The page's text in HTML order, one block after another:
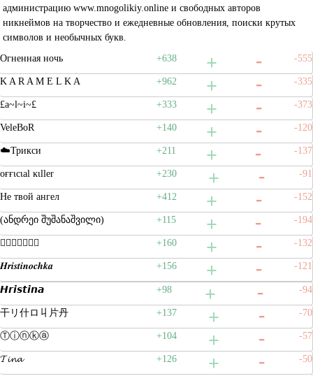
администрацию www.mnogolikiy.online и свободных авторов
никнеймов на творчество и ежедневные обновления, поиски крутых
символов и необычных букв.
Огненная ночь
+638 -555
K A R A M E L K A +962 -335
£a~l~i~£ +333 -373
VeleBoR +140 -120
☁️Трикси +211 -137
oғғιcιal ĸιller +230 -91
Не твой ангел +412 -152
(ანდრეი შუშანაშვილი) +115 -194
𝔋𝔯𝔦𝔰𝔱𝔶𝔞 +160 -132
𝑯𝒓𝒊𝒔𝒕𝒊𝒏𝒐𝒄𝒉𝒌𝒂 +156 -121
𝙃𝙧𝙞𝙨𝙩𝙞𝙣𝙖 +98 -94
干リ什ロ丩片丹 +137 -70
Ⓣⓘⓝⓚⓐ +104 -57
𝓣𝓲𝓷𝓪 +126 -50